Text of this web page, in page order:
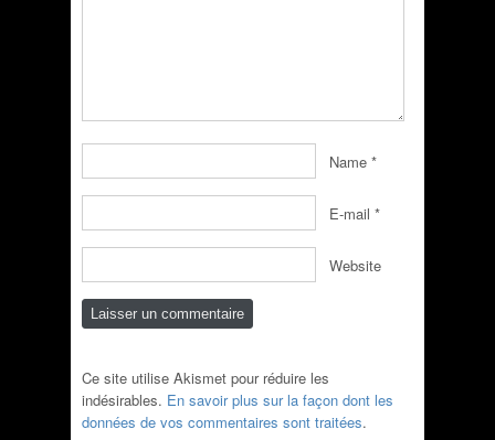
Name *
E-mail *
Website
Ce site utilise Akismet pour réduire les
indésirables. En savoir plus sur la façon dont les
données de vos commentaires sont traitées.